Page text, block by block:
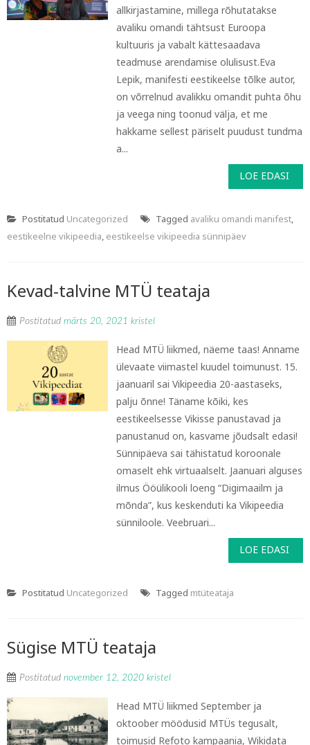
allkirjastamine, millega rõhutatakse
avaliku omandi tähtsust Euroopa
kultuuris ja vabalt kättesaadava
teadmuse arendamise olulisust.Eva
Lepik, manifesti eestikeelse tõlke autor,
on võrrelnud avalikku omandit puhta õhu
ja veega ning toonud välja, et me
hakkame sellest päriselt puudust tundma
a...
LOE EDASI
Postitatud Uncategorized Tagged avaliku omandi manifest,
eestikeelne vikipeedia, eestikeelse vikipeedia sünnipäev
Kevad-talvine MTÜ teataja
Postitatud märts 20, 2021 kristel
Head MTÜ liikmed, näeme taas! Anname
ülevaate viimastel kuudel toimunust. 15.
jaanuaril sai Vikipeedia 20-aastaseks,
palju õnne! Täname kõiki, kes
eestikeelsesse Vikisse panustavad ja
panustanud on, kasvame jõudsalt edasi!
Sünnipäeva sai tähistatud koroonale
omaselt ehk virtuaalselt. Jaanuari alguses
ilmus Ööülikooli loeng “Digimaailm ja
mõnda”, kus keskenduti ka Vikipeedia
sünniloole. Veebruari...
LOE EDASI
Postitatud Uncategorized Tagged mtüteataja
Sügise MTÜ teataja
Postitatud november 12, 2020 kristel
Head MTÜ liikmed September ja
oktoober möödusid MTÜs tegusalt,
toimusid Refoto kampaania, Wikidata